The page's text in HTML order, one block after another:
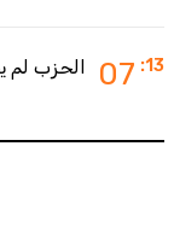
07 :13 الحزب لم